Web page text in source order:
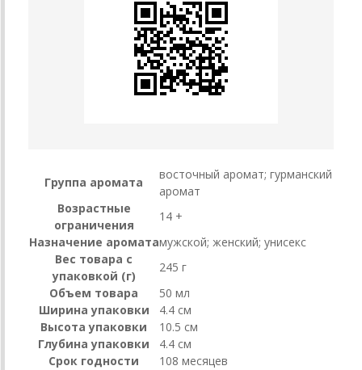
Группа аромата
восточный аромат; гурманский
аромат
Возрастные
ограничения
14 +
Назначение ароматамужской; женский; унисекс
Вес товара с
упаковкой (г)
245 г
Объем товара
50 мл
Ширина упаковки
4.4 см
Высота упаковки
10.5 см
Глубина упаковки
4.4 см
Срок годности
108 месяцев